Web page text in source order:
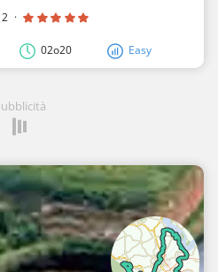
2 ·
02o20 Easy